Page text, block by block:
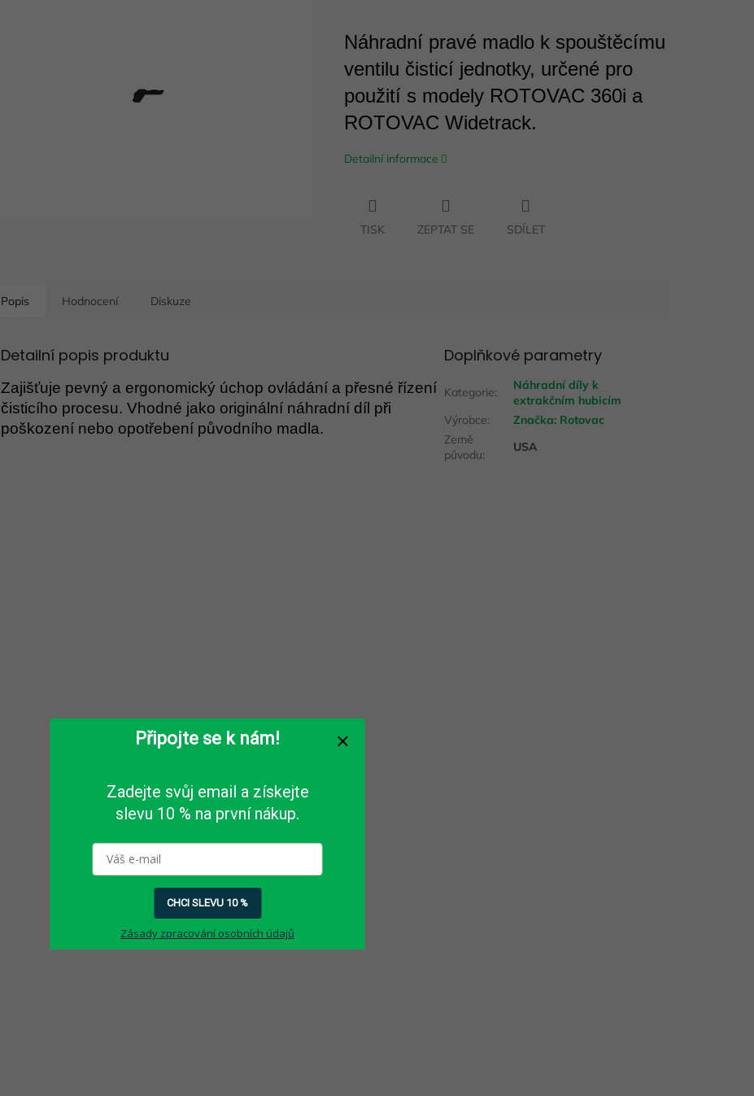
Náhradní pravé madlo k spouštěcímu
ventilu čisticí jednotky, určené pro
použití s modely ROTOVAC 360i a
ROTOVAC Widetrack.
Detailní informace
TISK ZEPTAT SE SDÍLET
Popis Hodnocení Diskuze
Detailní popis produktu
Zajišťuje pevný a ergonomický úchop ovládání a přesné řízení
čisticího procesu. Vhodné jako originální náhradní díl při
poškození nebo opotřebení původního madla.
Doplňkové parametry
Kategorie:
Náhradní díly k
extrakčním hubicím
Výrobce: Značka: Rotovac
Země
původu:
USA
Připojte se k nám!
Zadejte svůj email a získejte
slevu 10 % na první nákup.
CHCI SLEVU 10 %
Zásady zpracování osobních údajů